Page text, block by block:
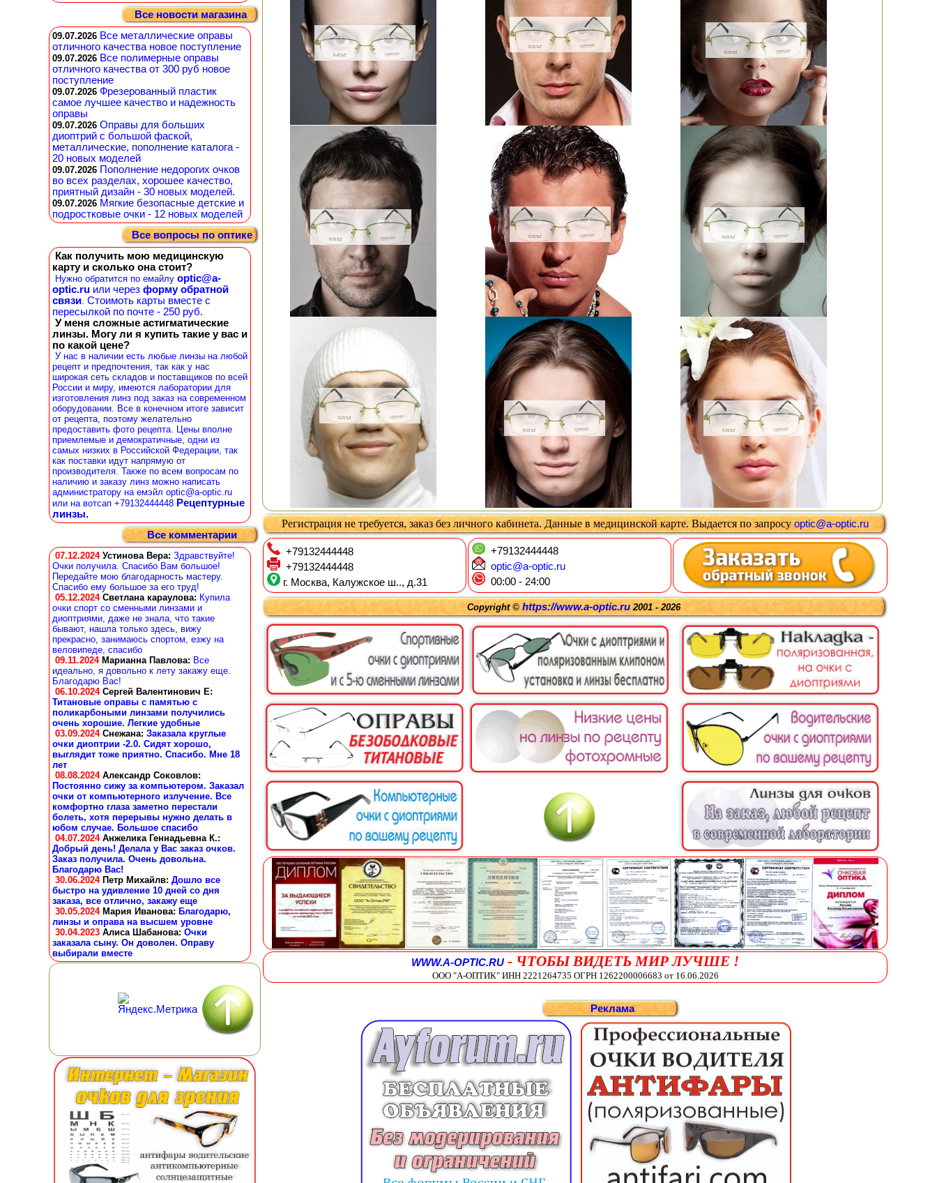
Все новости магазина
09.07.2026 Все металлические оправы
отличного качества новое поступление
09.07.2026 Все полимерные оправы
отличного качества от 300 руб новое
поступление
09.07.2026 Фрезерованный пластик
самое лучшее качество и надежность
оправы
09.07.2026 Оправы для больших
диоптрий с большой фаской,
металлические, пополнение каталога -
20 новых моделей
09.07.2026 Пополнение недорогих очков
во всех разделах, хорошее качество,
приятный дизайн - 30 новых моделей.
09.07.2026 Мягкие безопасные детские и
подростковые очки - 12 новых моделей
Все вопросы по оптике
Как получить мою медицинскую
карту и сколько она стоит?
Нужно обратится по емайлу optic@a-
optic.ru или через форму обратной
связи. Стоимоть карты вместе с
пересылкой по почте - 250 руб.
У меня сложные астигматические
линзы. Могу ли я купить такие у вас и
по какой цене?
У нас в наличии есть любые линзы на любой
рецепт и предпочтения, так как у нас
широкая сеть складов и поставщиков по всей
России и миру, имеются лаборатории для
изготовления линз под заказ на современном
оборудовании. Все в конечном итоге зависит
от рецепта, поэтому желательно
предоставить фото рецепта. Цены вполне
приемлемые и демократичные, одни из
самых низких в Российской Федерации, так
как поставки идут напрямую от
производителя. Также по всем вопросам по
наличию и заказу линз можно написать
администратору на емэйл optic@a-optic.ru
или на вотсап +79132444448 Рецептурные
линзы.
Все комментарии
07.12.2024 Устинова Вера: Здравствуйте!
Очки получила. Спасибо Вам большое!
Передайте мою благодарность мастеру.
Спасибо ему большое за его труд!
05.12.2024 Светлана караулова: Купила
очки спорт со сменными линзами и
диоптриями, даже не знала, что такие
бывают, нашла только здесь, вижу
прекрасно, занимаюсь спортом, езжу на
веловипеде, спасибо
09.11.2024 Марианна Павлова: Все
идеально, я довольно к лету закажу еще.
Благодарю Вас!
06.10.2024 Сергей Валентинович Е:
Титановые оправы с памятью с
поликарбоными линзами получились
очень хорошие. Легкие удобные
03.09.2024 Снежана: Заказала круглые
очки диоптрии -2.0. Сидят хорошо,
выглядит тоже приятно. Спасибо. Мне 18
лет
08.08.2024 Александр Соковлов:
Постоянно сижу за компьютером. Заказал
очки от компьютерного излучение. Все
комфортно глаза заметно перестали
болеть, хотя перерывы нужно делать в
юбом случае. Большое спасибо
04.07.2024 Анжелика Геннадьевна К.:
Добрый день! Делала у Вас заказ очков.
Заказ получила. Очень довольна.
Благодарю Вас!
30.06.2024 Петр Михайлв: Дошло все
быстро на удивление 10 дней со дня
заказа, все отлично, закажу еще
30.05.2024 Мария Иванова: Благодарю,
линзы и оправа на высшем уровне
30.04.2023 Алиса Шабанова: Очки
заказала сыну. Он доволен. Оправу
выбирали вместе
Регистрация не требуется, заказ без личного кабинета. Данные в медицинской карте. Выдается по запросуoptic@a-optic.ru
+79132444448
+79132444448
г. Москва, Калужское ш.., д.31
+79132444448
optic@a-optic.ru
00:00 - 24:00
Copyright © https://www.a-optic.ru 2001 - 2026
WWW.A-OPTIC.RU - ЧТОБЫ ВИДЕТЬ МИР ЛУЧШЕ !
ООО "А-ОПТИК" ИНН 2221264735 ОГРН 1262200006683 от 16.06.2026
Реклама